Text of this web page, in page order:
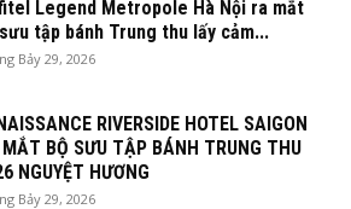
Legend Metropole Hà Nội ra mắt
tập bánh Trung thu lấy cảm...
Bảy 29, 2026
RIVERSIDE HOTEL SAIGON
BỘ SƯU TẬP BÁNH TRUNG THU
NGUYỆT HƯƠNG
Bảy 29, 2026